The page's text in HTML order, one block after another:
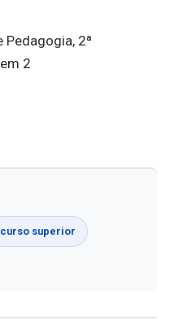
curso superior